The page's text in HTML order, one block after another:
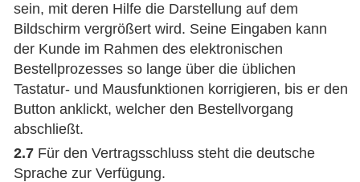
sein, mit deren Hilfe die Darstellung auf dem
Bildschirm vergrößert wird. Seine Eingaben kann
der Kunde im Rahmen des elektronischen
Bestellprozesses so lange über die üblichen
Tastatur- und Mausfunktionen korrigieren, bis er den
Button anklickt, welcher den Bestellvorgang
abschließt.
2.7 Für den Vertragsschluss steht die deutsche
Sprache zur Verfügung.